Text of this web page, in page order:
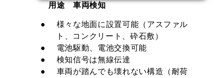
用途 車両検知
様々な地面に設置可能 （アスファル
ト、コンクリート、砕石敷）
電池駆動、電池交換可能
検知信号は無線伝達
車両が踏んでも壊れない構造 （耐荷